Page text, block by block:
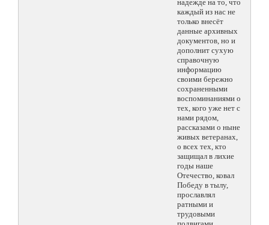
надежде на то, что
каждый из нас не
только внесёт
данные архивных
документов, но и
дополнит сухую
справочную
информацию
своими бережно
сохраненными
воспоминаниями о
тех, кого уже нет с
нами рядом,
рассказами о ныне
живых ветеранах,
о всех тех, кто
защищал в лихие
годы наше
Отечество, ковал
Победу в тылу,
прославлял
ратными и
трудовыми